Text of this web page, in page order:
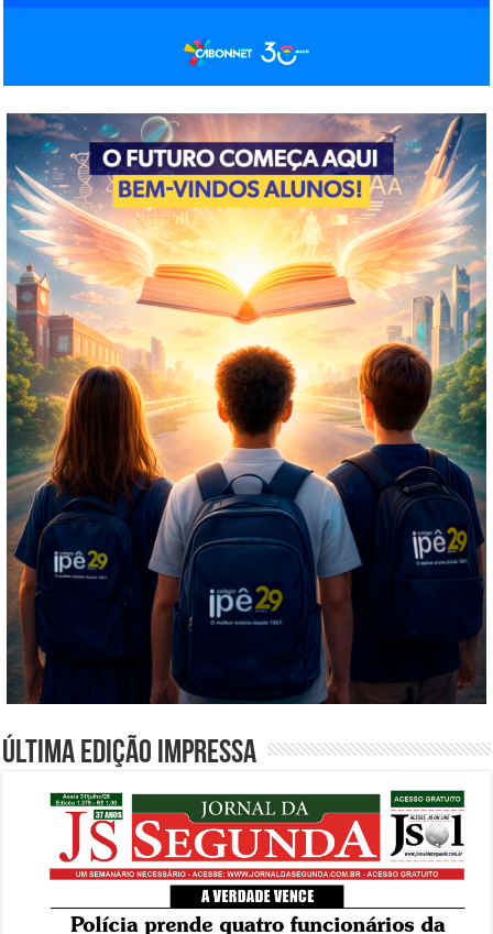
Última edição impressa